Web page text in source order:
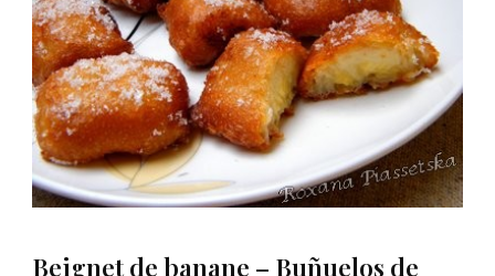
Beignet de banane – Buñuelos de